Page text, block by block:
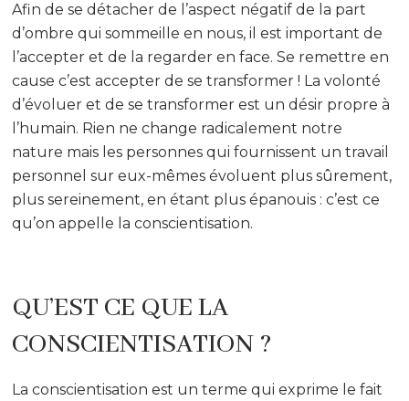
Afin de se détacher de l’aspect négatif de la part
d’ombre qui sommeille en nous, il est important de
l’accepter et de la regarder en face. Se remettre en
cause c’est accepter de se transformer ! La volonté
d’évoluer et de se transformer est un désir propre à
l’humain. Rien ne change radicalement notre
nature mais les personnes qui fournissent un travail
personnel sur eux-mêmes évoluent plus sûrement,
plus sereinement, en étant plus épanouis : c’est ce
qu’on appelle la conscientisation.
QU’EST CE QUE LA
CONSCIENTISATION ?
La conscientisation est un terme qui exprime le fait